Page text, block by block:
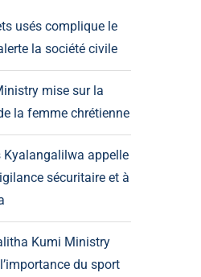
usés complique le
la société civile
mise sur la
la femme chrétienne
Kyalangalilwa appelle
sécuritaire et à
Kumi Ministry
du sport